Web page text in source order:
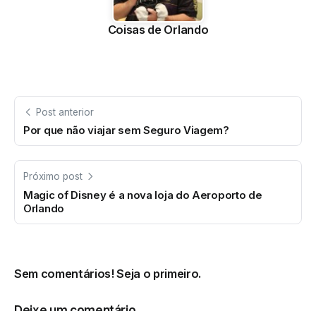
Coisas de Orlando
Post anterior
Por que não viajar sem Seguro Viagem?
Próximo post
Magic of Disney é a nova loja do Aeroporto de
Orlando
Sem comentários! Seja o primeiro.